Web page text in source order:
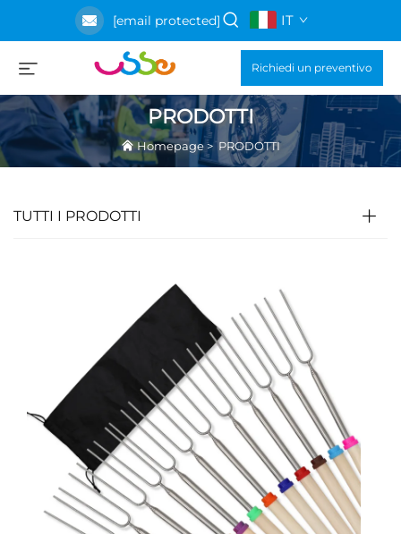
[email protected] IT
Richiedi un preventivo
PRODOTTI
Homepage>PRODOTTI
TUTTI I PRODOTTI